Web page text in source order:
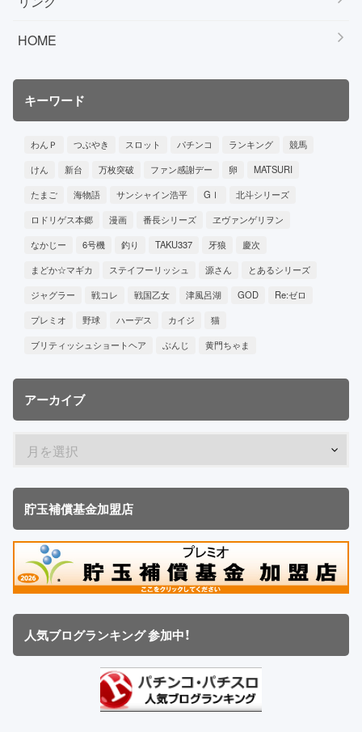
HOME
キーワード
わんＰ つぶやき スロット パチンコ ランキング
競馬
けん
新台 万枚突破 ファン感謝デー 卵
MATSURI
たまご
海物語 サンシャイン浩平 GⅠ
北斗シリーズ
ロドリゲス本郷
漫画 番長シリーズ
ヱヴァンゲリヲン
なかじー
6号機 釣り TAKU337 牙狼
慶次
まどか☆マギカ
ステイフーリッシュ 源さん
とあるシリーズ
ジャグラー
戦コレ 戦国乙女 津風呂湖 GOD
Re:ゼロ
プレミオ
野球 ハーデス カイジ
猫
ブリティッシュショートヘア
ぶんじ 黄門ちゃま
アーカイブ
貯玉補償基金加盟店
人気ブログランキング 参加中！